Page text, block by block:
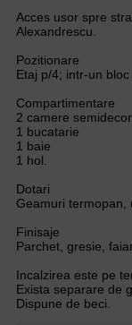
Acces usor spre
Alexandrescu.
Pozitionare
Etaj p/4; intr-un
Compartimentare
2 camere
1 bucatarie
1 baie
1 hol.
Dotari
Geamuri termopan,
Finisaje
Parchet, gresie,
Incalzirea este pe
Exista separare de
Dispune de beci.